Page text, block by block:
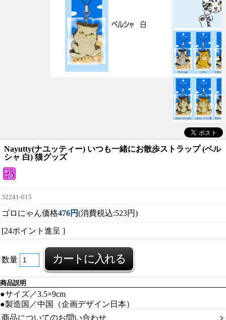
Nayutty(ナユッティー) いつも一緒にお散歩ストラップ (ペル
シャ 白) 猫グッズ
32241-015
ゴロにゃん価格476円(消費税込:523円)
[24ポイント進呈 ]
数量
商品説明
●サイズ／3.5×9cm
●製造国／中国（企画デザイン日本）
商品についてのお問い合わせ